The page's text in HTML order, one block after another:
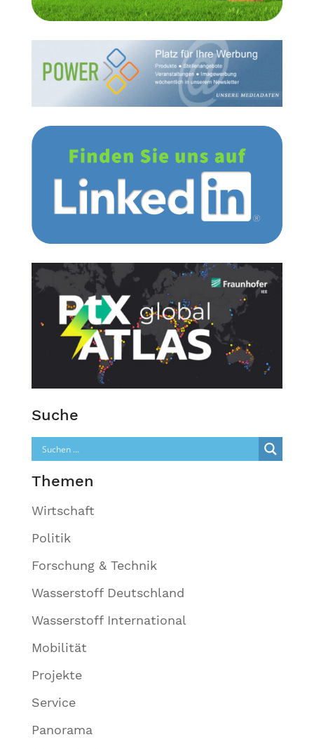
Suche
Themen
Wirtschaft
Politik
Forschung & Technik
Wasserstoff Deutschland
Wasserstoff International
Mobilität
Projekte
Service
Panorama